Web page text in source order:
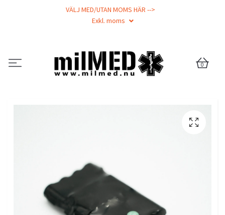
VÄLJ MED/UTAN MOMS HÄR -->
Exkl. moms
0